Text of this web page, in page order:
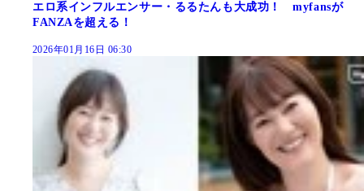
エロ系インフルエンサー・るるたんも大成功！ myfansが
FANZAを超える！
2026年01月16日 06:30